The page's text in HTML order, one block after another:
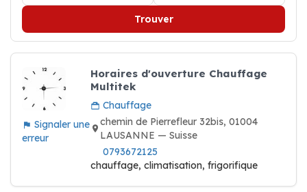
Trouver
Signaler une
erreur
Horaires d'ouverture Chauffage
Multitek
Chauffage
chemin de Pierrefleur 32bis, 01004
LAUSANNE — Suisse
0793672125
chauffage, climatisation, frigorifique